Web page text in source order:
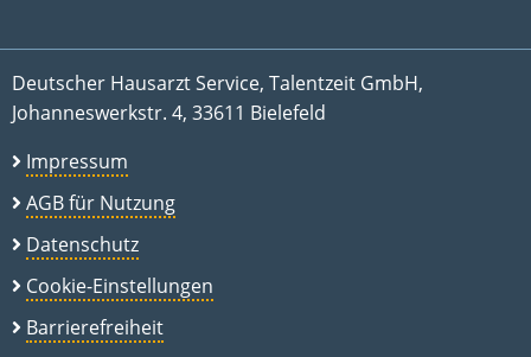
Deutscher Hausarzt Service, Talentzeit GmbH,
Johanneswerkstr. 4, 33611 Bielefeld
Impressum
AGB für Nutzung
Datenschutz
Cookie-Einstellungen
Barrierefreiheit